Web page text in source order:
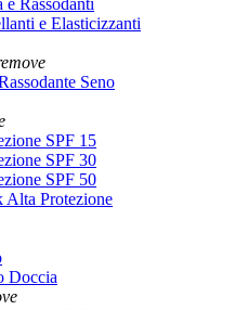
e Rassodanti
e Elasticizzanti
Seno
SPF 15
SPF 30
SPF 50
Alta Protezione
Doccia